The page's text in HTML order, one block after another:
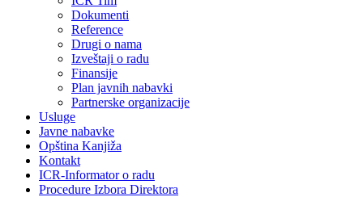
Dokumenti
Reference
Drugi o nama
Izveštaji o radu
Finansije
Plan javnih nabavki
Partnerske organizacije
Usluge
Javne nabavke
Opština Kanjiža
Kontakt
ICR-Informator o radu
Procedure Izbora Direktora